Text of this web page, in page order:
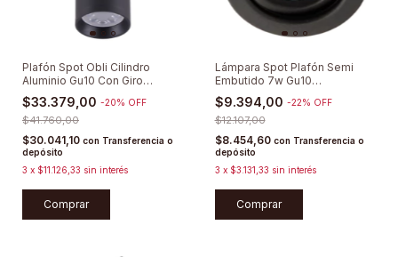
Plafón Spot Obli Cilindro
Aluminio Gu10 Con Giro
Minimalista
$33.379,00 -20% OFF
$41.760,00
$30.041,10 con Transferencia o
depósito
3 x $11.126,33 sin interés
Comprar
Lámpara Spot Plafón Semi
Embutido 7w Gu10
Dimerizable
$9.394,00 -22% OFF
$12.107,00
$8.454,60 con Transferencia o
depósito
3 x $3.131,33 sin interés
Comprar